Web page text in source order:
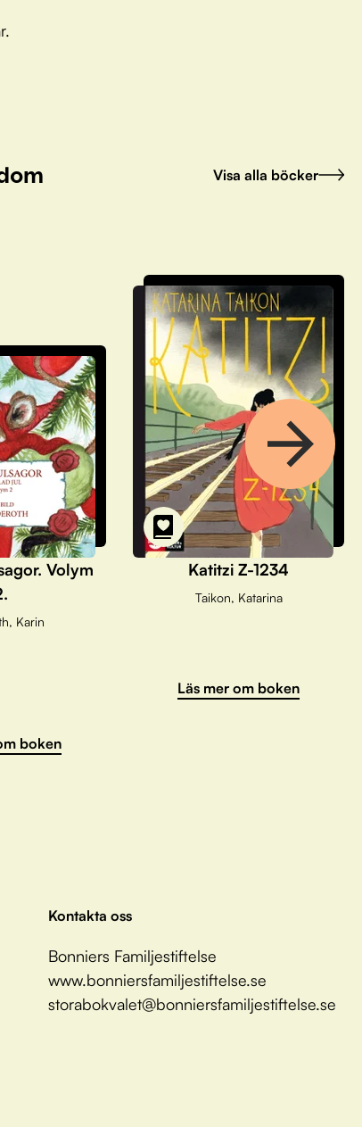
Visa alla böcker
Volym
Karin
boken
Katitzi Z-1234
Taikon, Katarina
Läs mer om boken
Kontakta oss
Bonniers Familjestiftelse
www.bonniersfamiljestiftelse.se
storabokvalet@bonniersfamiljestiftelse.se